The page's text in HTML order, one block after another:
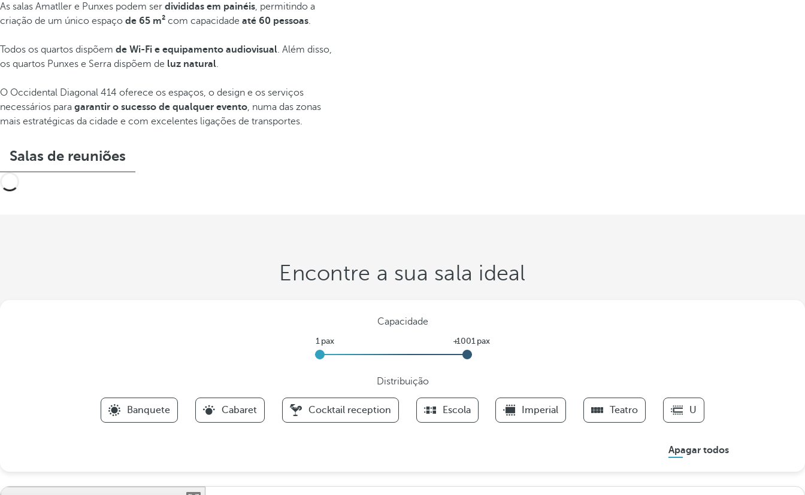
As salas Amatller e Punxes podem ser divididas em painéis, permitindo a
criação de um único espaço de 65 m² com capacidade até 60 pessoas.
Todos os quartos dispõem de Wi-Fi e equipamento audiovisual. Além disso,
os quartos Punxes e Serra dispõem de luz natural.
O Occidental Diagonal 414 oferece os espaços, o design e os serviços
necessários para garantir o sucesso de qualquer evento, numa das zonas
mais estratégicas da cidade e com excelentes ligações de transportes.
Salas de reuniões
Encontre a sua sala ideal
Capacidade
Distribuição
s
Banquete Cabaret Cocktail reception Escola Imperial Teatro U
Apagar todos